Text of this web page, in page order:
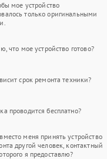
мое устройство
только оригинальными
что мое устройство готово?
срок ремонта техники?
проводится бесплатно?
меня принять устройство
другой человек, контактный
я предоставлю?